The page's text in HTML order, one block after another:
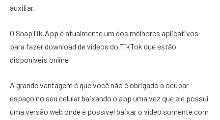
auxiliar.
O SnapTik.App é atualmente um dos melhores aplicativos
para fazer download de vídeos do TikTok que estão
disponíveis online
A grande vantagem é que você não é obrigado a ocupar
espaço no seu celular baixando o app uma vez que ele possui
uma versão web onde é possível baixar o vídeo somente com